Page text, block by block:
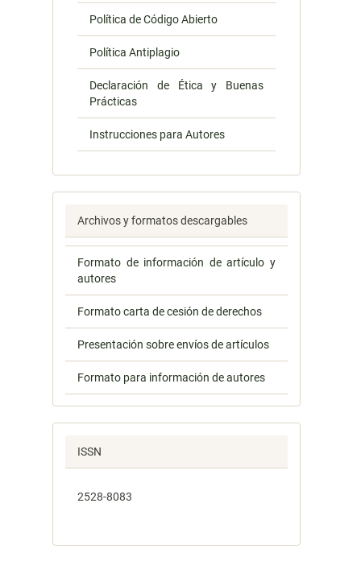
Política de Código Abierto
Política Antiplagio
Declaración de Ética y Buenas
Prácticas
Instrucciones para Autores
Archivos y formatos descargables
Formato de información de artículo y
autores
Formato carta de cesión de derechos
Presentación sobre envíos de artículos
Formato para información de autores
ISSN
2528-8083